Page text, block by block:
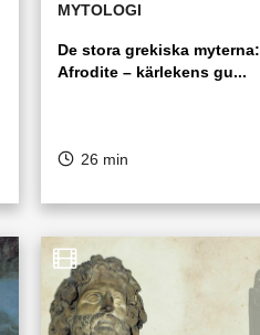
MYTOLOGI
De stora grekiska myterna:
Afrodite – kärlekens gu...
26 min